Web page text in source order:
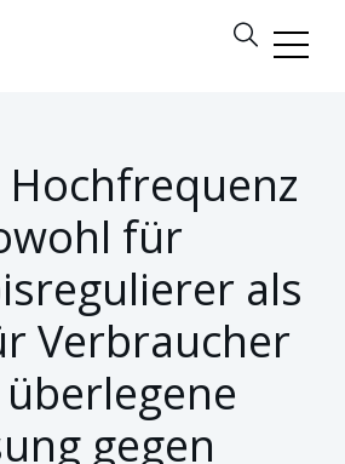
für
als
Verbraucher
gegen